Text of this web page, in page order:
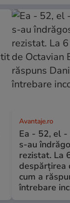
Avantaje.ro
Ea - 52, el -
s-au
rezistat. La
despărțirea
cum a
întrebare